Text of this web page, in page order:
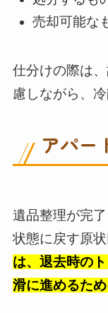
売却可能な
仕分けの際は
慮しながら、
アパー
遺品整理が完
状態に戻す原
は、退去時の
滑に進めるた